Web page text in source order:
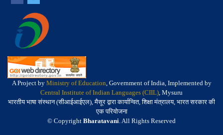
A Project by Ministry of Education, Government of India, Implemented by
Central Institute of Indian Languages (CIIL), Mysuru
भारतीय भाषा संस्थान (सीआईआईएल), मैसूर द्वारा कार्यान्वित, शिक्षा मंत्रालय, भारत सरकार की
एक परियोजना
© Copyright Bharatavani. All Rights Reserved